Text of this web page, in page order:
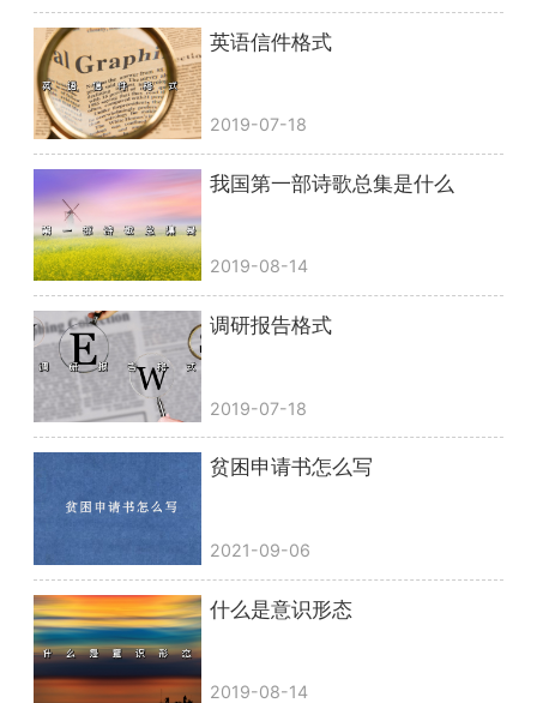
英语信件格式
2019-07-18
我国第一部诗歌总集是什么
2019-08-14
调研报告格式
2019-07-18
贫困申请书怎么写
2021-09-06
什么是意识形态
2019-08-14